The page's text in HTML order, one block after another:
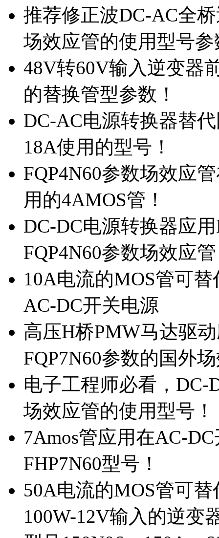
推荐修正波DC-AC全
场效应管的使用型号参
48V转60V输入逆变器
的替换管型参数！
DC-AC电源转换器替
18A使用的型号！
FQP4N60参数场效应
用的4AMOS管！
DC-DC电源转换器应
FQP4N60参数场效应
10A电流的MOS管可
AC-DC开关电源
高压H桥PMW马达驱
FQP7N60参数的国外
电子工程师必看，DC-
场效应管的使用型号！
7Amos管应用在AC-
FHP7N60型号！
50A电流的MOS管可
100W-12V输入的逆变